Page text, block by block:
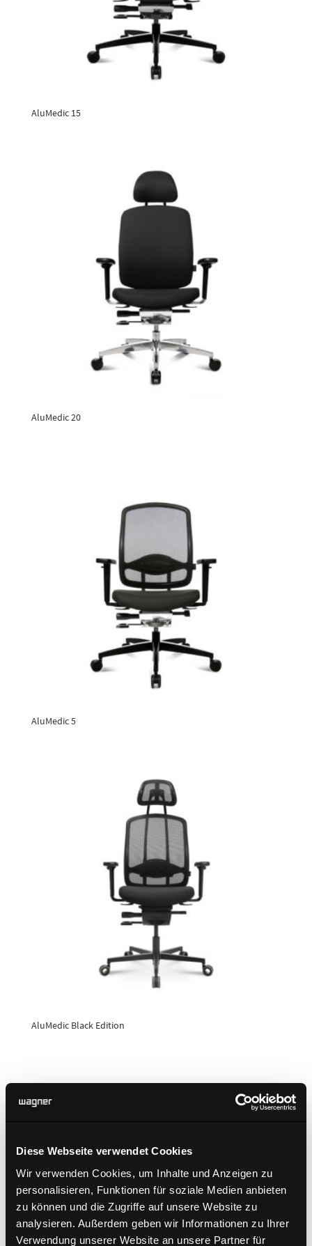
Diese Webseite verwendet Cookies
Wir verwenden Cookies, um Inhalte und Anzeigen zu
personalisieren, Funktionen für soziale Medien anbieten
zu können und die Zugriffe auf unsere Website zu
analysieren. Außerdem geben wir Informationen zu Ihrer
Verwendung unserer Website an unsere Partner für
AluMedic 15
AluMedic 20
AluMedic 5
AluMedic Black Edition